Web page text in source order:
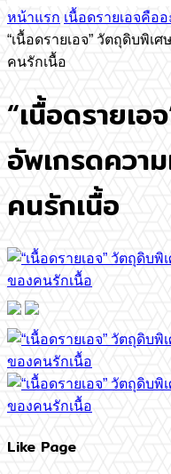
หน้าแรก เนื้อดรายเอจคือ
“เนื้อดรายเอจ” วัตถุดิบพิเ
คนรักเนื้อ
“เนื้อดรายเ
อัพเกรดควา
คนรักเนื้อ
Like Page